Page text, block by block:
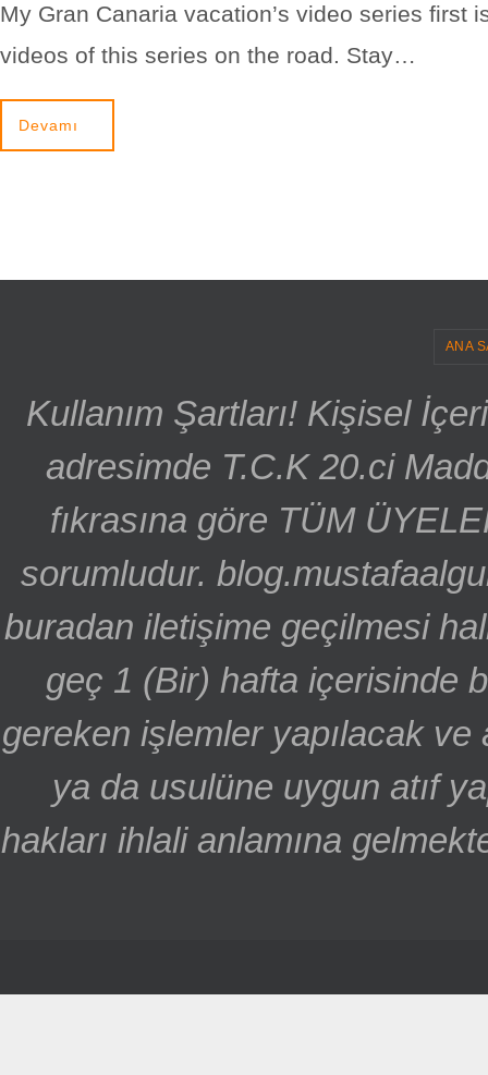
My Gran Canaria vacation’s video series first
videos of this series on the road. Stay…
Devamı
ANA
Kullanım Şartları! Kişisel
adresimde T.C.K 20.ci
fıkrasına göre TÜM
sorumludur.
buradan iletişime geçilmesi
geç 1 (Bir) hafta içerisinde
gereken işlemler yapılacak ve
ya da usulüne uygun atıf
hakları ihlali anlamına